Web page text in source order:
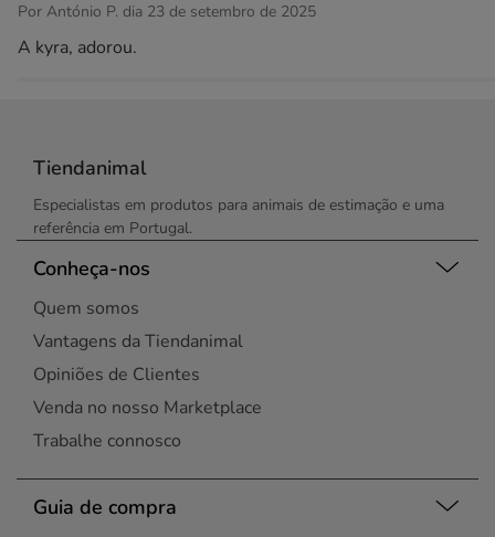
Por António P. dia 23 de setembro de 2025
A kyra, adorou.
Tiendanimal
Especialistas em produtos para animais de estimação e uma
referência em Portugal.
Conheça-nos
Quem somos
Vantagens da Tiendanimal
Opiniões de Clientes
Venda no nosso Marketplace
Trabalhe connosco
Guia de compra